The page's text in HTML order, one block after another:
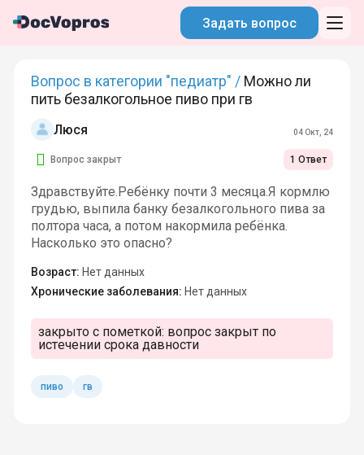
Задать вопрос
Вопрос в категории "педиатр" / Можно ли
пить безалкогольное пиво при гв
Люся 04 Окт, 24
Вопрос закрыт 1 Ответ
Здравствуйте.Ребёнку почти 3 месяца.Я кормлю
грудью, выпила банку безалкогольного пива за
полтора часа, а потом накормила ребёнка.
Насколько это опасно?
Возраст: Нет данных
Хронические заболевания: Нет данных
закрыто с пометкой: вопрос закрыт по
истечении срока давности
пиво гв